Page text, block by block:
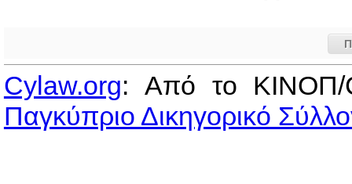
Cylaw.org: Από το
Παγκύπριο Δικηγορικό